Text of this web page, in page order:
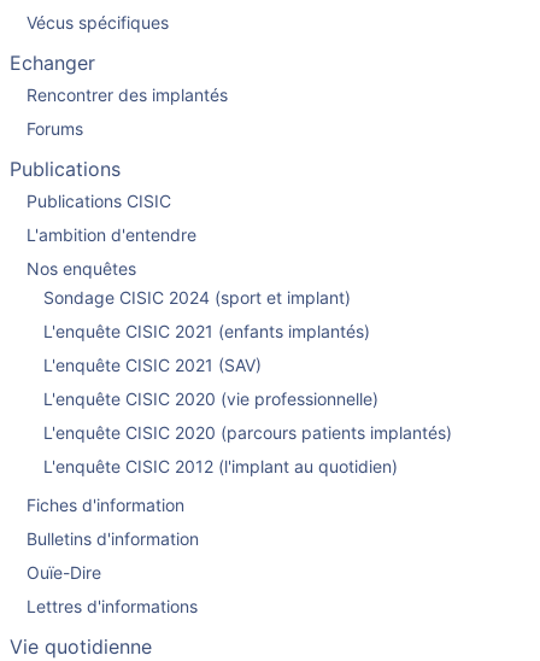
Vécus spécifiques
Echanger
Rencontrer des implantés
Forums
Publications
Publications CISIC
L'ambition d'entendre
Nos enquêtes
Sondage CISIC 2024 (sport et implant)
L'enquête CISIC 2021 (enfants implantés)
L'enquête CISIC 2021 (SAV)
L'enquête CISIC 2020 (vie professionnelle)
L'enquête CISIC 2020 (parcours patients implantés)
L'enquête CISIC 2012 (l'implant au quotidien)
Fiches d'information
Bulletins d'information
Ouïe-Dire
Lettres d'informations
Vie quotidienne